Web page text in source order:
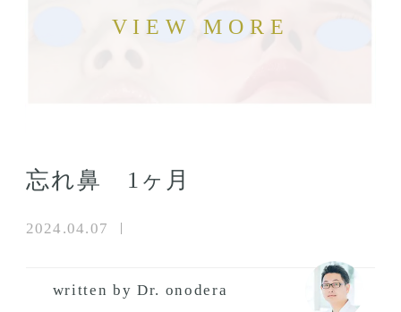
忘れ鼻 1ヶ月
2024.04.07
written by Dr. onodera